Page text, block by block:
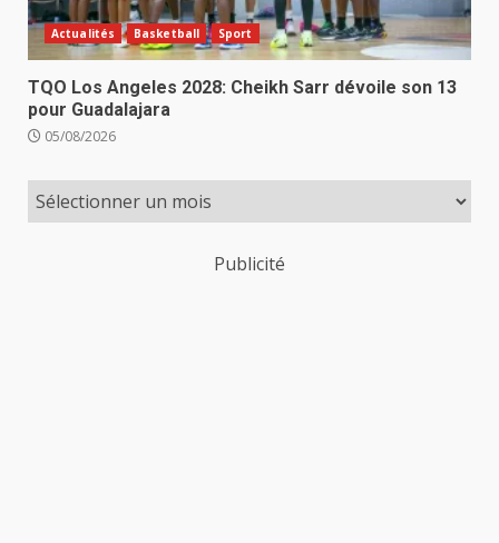
Actualités Basketball Sport
TQO Los Angeles 2028: Cheikh Sarr dévoile son 13
pour Guadalajara
05/08/2026
Publicité